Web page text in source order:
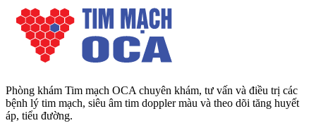
Phòng khám Tim mạch OCA chuyên khám, tư vấn và điều trị các
bệnh lý tim mạch, siêu âm tim doppler màu và theo dõi tăng huyết
áp, tiểu đường.